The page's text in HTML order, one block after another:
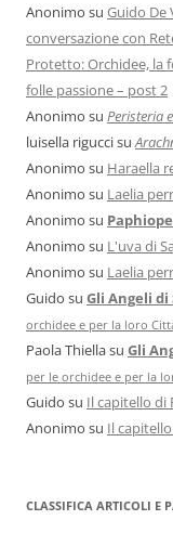
Anonimo su Guido De
conversazione con
Protetto: Orchidee, la
folle passione – post 2
Anonimo su Peristeria
luisella riguccisu
Anonimo su Haraella
Anonimo su Laelia
Anonimo su
Anonimo su L'uva di
Anonimo su Laelia
Guido su Gli Angeli di
orchidee e per la loro
Paola Thiellasu Gli
per le orchidee e per la
Guido su Il capitello di
Anonimo su Il
CLASSIFICA ARTICOLI E